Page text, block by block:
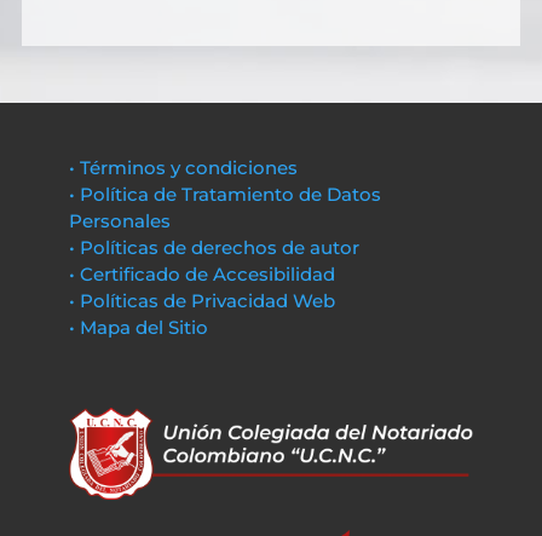
• Términos y condiciones
• Política de Tratamiento de Datos
Personales
• Políticas de derechos de autor
• Certificado de Accesibilidad
• Políticas de Privacidad Web
• Mapa del Sitio